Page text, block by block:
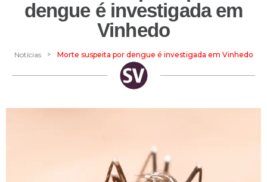
dengue é investigada em
Vinhedo
Notícias > Morte suspeita por dengue é investigada em Vinhedo